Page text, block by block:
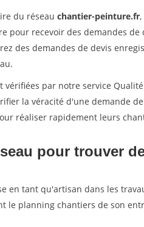
du réseau chantier-peinture.fr
pour recevoir des demandes
des demandes de devis
vérifiées par notre service
la véracité d'une demande
réaliser rapidement leurs
pour trouver
en tant qu'artisan dans les
le planning chantiers de son